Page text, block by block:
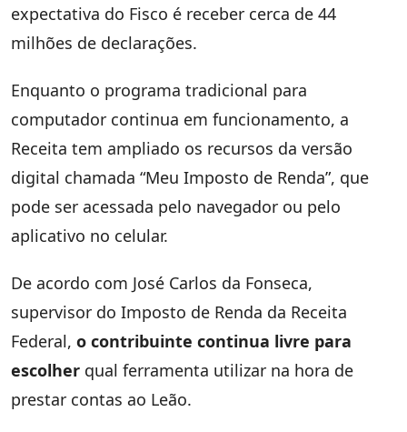
expectativa do Fisco é receber cerca de 44
milhões de declarações.
Enquanto o programa tradicional para
computador continua em funcionamento, a
Receita tem ampliado os recursos da versão
digital chamada “Meu Imposto de Renda”, que
pode ser acessada pelo navegador ou pelo
aplicativo no celular.
De acordo com José Carlos da Fonseca,
supervisor do Imposto de Renda da Receita
Federal, o contribuinte continua livre para
escolher qual ferramenta utilizar na hora de
prestar contas ao Leão.